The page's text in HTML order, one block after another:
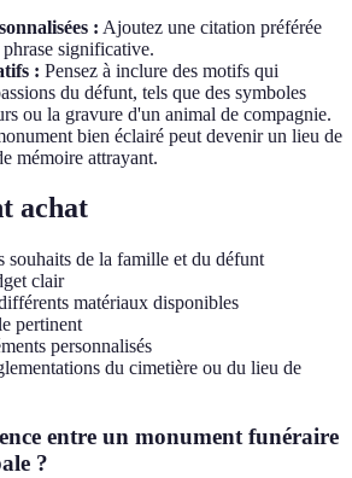
: Ajoutez une citation préférée
significative.
: Pensez à inclure des motifs qui
du défunt, tels que des symboles
ou la gravure d'un animal de compagnie.
bien éclairé peut devenir un lieu de
mémoire attrayant.
achat
souhaits de la famille et du défunt
clair
matériaux disponibles
pertinent
personnalisés
du cimetière ou du lieu de
entre un monument funéraire
?